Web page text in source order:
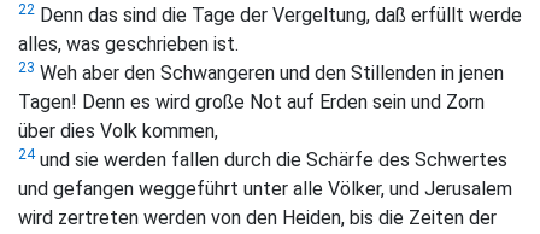
22 Denn das sind die Tage der Vergeltung, daß erfüllt werde
alles, was geschrieben ist.
23 Weh aber den Schwangeren und den Stillenden in jenen
Tagen! Denn es wird große Not auf Erden sein und Zorn
über dies Volk kommen,
24 und sie werden fallen durch die Schärfe des Schwertes
und gefangen weggeführt unter alle Völker, und Jerusalem
wird zertreten werden von den Heiden, bis die Zeiten der